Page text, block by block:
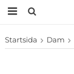
Startsida Dam